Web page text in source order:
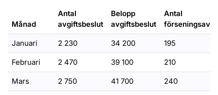
Månad
Antal
avgiftsbeslut
Belopp
avgiftsbeslut
Antal
Januari 2 230 34 200 195
Februari 2 470 39 100 210
Mars 2 750 41 700 240